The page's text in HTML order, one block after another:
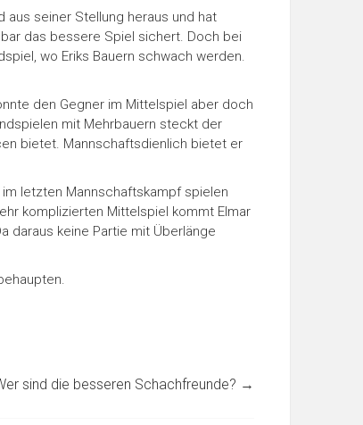
aus seiner Stellung heraus und hat
das bessere Spiel sichert. Doch bei
wo Eriks Bauern schwach werden.
den Gegner im Mittelspiel aber doch
mit Mehrbauern steckt der
bietet. Mannschaftsdienlich bietet er
letzten Mannschaftskampf spielen
komplizierten Mittelspiel kommt Elmar
daraus keine Partie mit Überlänge
sind die besseren Schachfreunde? →